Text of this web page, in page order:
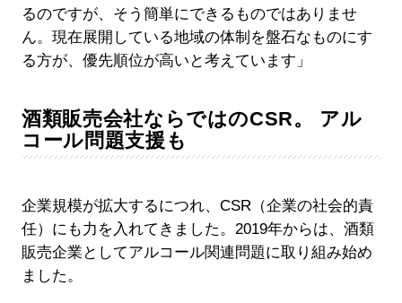
るのですが、そう簡単にできるものではありませ
ん。現在展開している地域の体制を盤石なものにす
る方が、優先順位が高いと考えています」
酒類販売会社ならではのCSR。 アル
コール問題支援も
企業規模が拡大するにつれ、CSR（企業の社会的責
任）にも力を入れてきました。2019年からは、酒類
販売企業としてアルコール関連問題に取り組み始め
ました。